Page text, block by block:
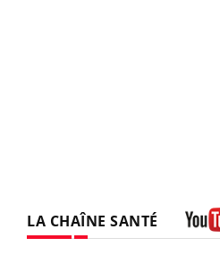
LA CHAÎNE SANTÉ